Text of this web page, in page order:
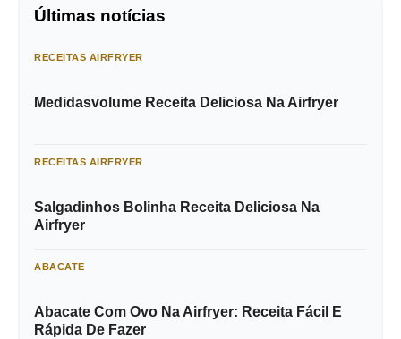
Últimas notícias
RECEITAS AIRFRYER
Medidasvolume Receita Deliciosa Na Airfryer
RECEITAS AIRFRYER
Salgadinhos Bolinha Receita Deliciosa Na
Airfryer
ABACATE
Abacate Com Ovo Na Airfryer: Receita Fácil E
Rápida De Fazer